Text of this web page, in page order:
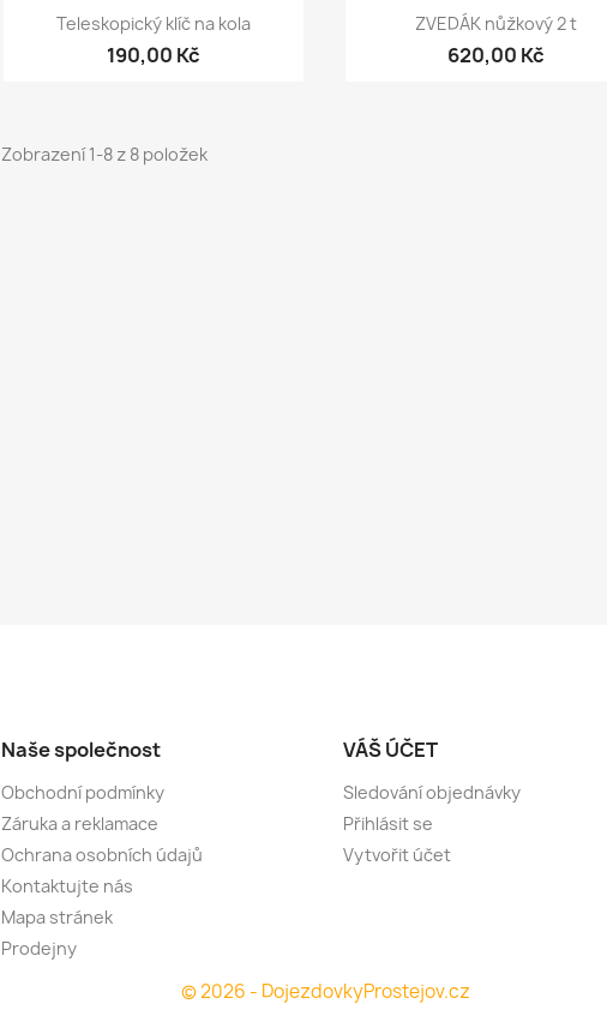
Rychlý náhled
Teleskopický klíč na kola
190,00 Kč
Rychlý náhled
ZVEDÁK nůžkový 2 t
620,00 Kč
Zobrazení 1-8 z 8 položek
Naše společnost
Obchodní podmínky
Záruka a reklamace
Ochrana osobních údajů
Kontaktujte nás
Mapa stránek
Prodejny
VÁŠ ÚČET
Sledování objednávky
Přihlásit se
Vytvořit účet
© 2026 - DojezdovkyProstejov.cz